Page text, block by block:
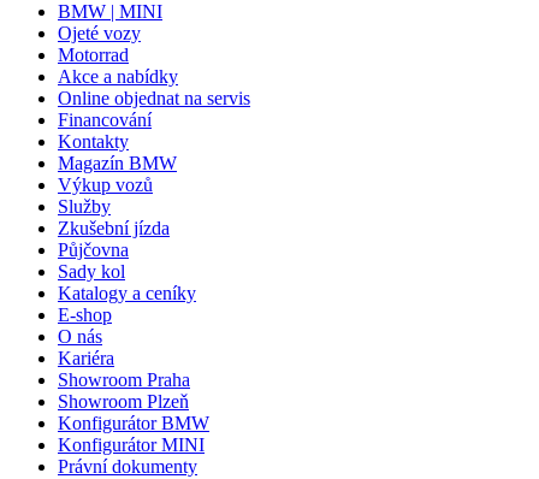
BMW | MINI
Ojeté vozy
Motorrad
Akce a nabídky
Online objednat na servis
Financování
Kontakty
Magazín BMW
Výkup vozů
Služby
Zkušební jízda
Půjčovna
Sady kol
Katalogy a ceníky
E-shop
O nás
Kariéra
Showroom Praha
Showroom Plzeň
Konfigurátor BMW
Konfigurátor MINI
Právní dokumenty